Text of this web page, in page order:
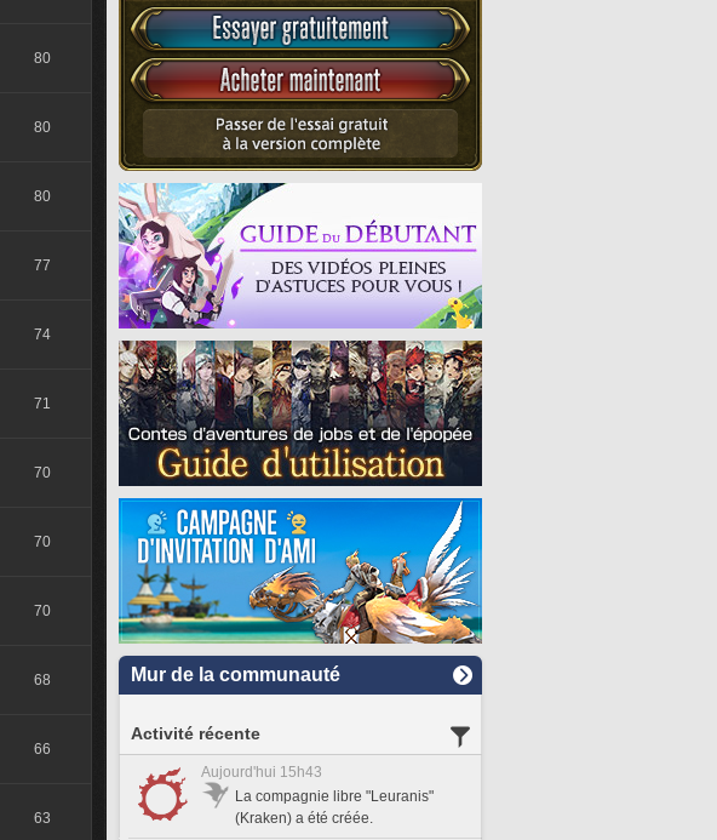
80
80
80
77
74
71
70
70
70
68
66
63
Mur de la communauté
Activité récente
Aujourd'hui 15h43
La compagnie libre "Leuranis"
(Kraken) a été créée.